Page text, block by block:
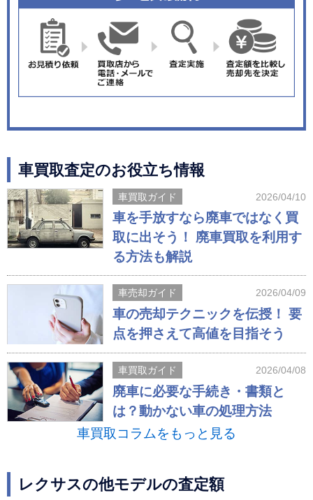
車買取査定のお役立ち情報
車買取ガイド 2026/04/10
車を手放すなら廃車ではなく買
取に出そう！ 廃車買取を利用す
る方法も解説
車売却ガイド 2026/04/09
車の売却テクニックを伝授！ 要
点を押さえて高値を目指そう
車買取ガイド 2026/04/08
廃車に必要な手続き・書類と
は？動かない車の処理方法
車買取コラムをもっと見る
レクサスの他モデルの査定額